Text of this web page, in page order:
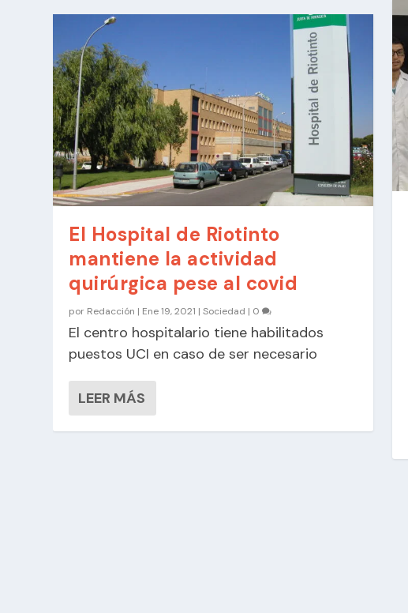
El Hospital de Riotinto
mantiene la actividad
quirúrgica pese al covid
por Redacción | Ene 19, 2021 |Sociedad | 0
El centro hospitalario tiene habilitados
puestos UCI en caso de ser necesario
LEER MÁS